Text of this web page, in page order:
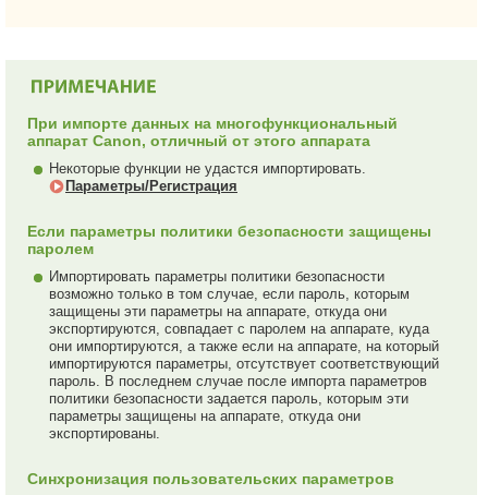
При импорте данных на многофункциональный
аппарат Canon, отличный от этого аппарата
Некоторые функции не удастся импортировать.
Параметры/Регистрация
Если параметры политики безопасности защищены
паролем
Импортировать параметры политики безопасности
возможно только в том случае, если пароль, которым
защищены эти параметры на аппарате, откуда они
экспортируются, совпадает с паролем на аппарате, куда
они импортируются, а также если на аппарате, на который
импортируются параметры, отсутствует соответствующий
пароль. В последнем случае после импорта параметров
политики безопасности задается пароль, которым эти
параметры защищены на аппарате, откуда они
экспортированы.
Синхронизация пользовательских параметров